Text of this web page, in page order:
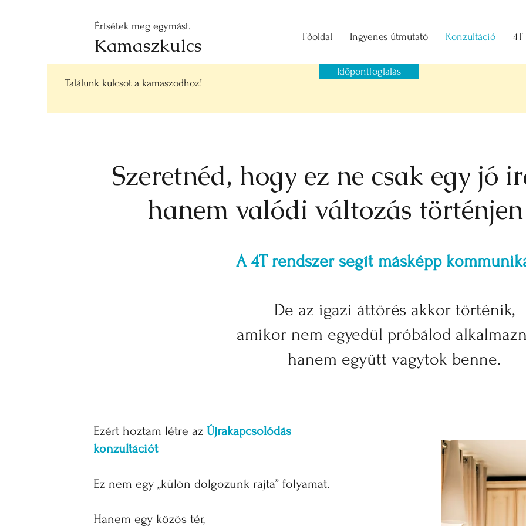
Értsétek meg egymást.
Kamaszkulcs Főoldal Ingyenes útmutató Konzultáció 4T
Találunk kulcsot a kamaszodhoz!
Időpontfoglalás
Szeretnéd, hogy ez ne csak egy jó
hanem valódi változás
A 4T rendszer segít másképp
De az igazi áttörés akkor történik,
amikor nem egyedül próbálod
hanem együtt vagytok benne.
Ezért hoztam létre az Újrakapcsolódás
konzultációt
Ez nem egy „külön dolgozunk rajta” folyamat.
Hanem egy közös tér,